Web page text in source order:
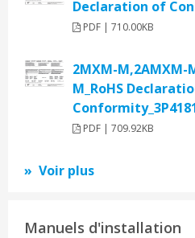
Declaration of
PDF | 710.00KB
2MXM-M,2AMXM-
M_RoHS
PDF | 709.92KB
Voir plus
Manuels d'installation